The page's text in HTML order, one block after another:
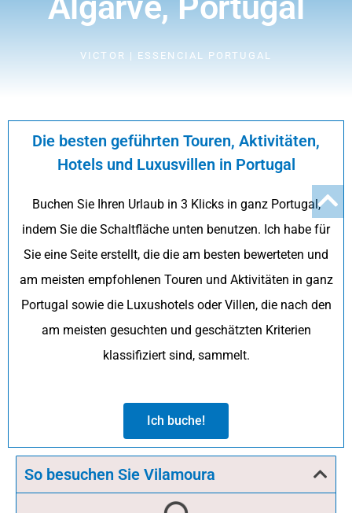
VICTOR | ESSENCIAL PORTUGAL
Die besten geführten Touren, Aktivitäten,
Hotels und Luxusvillen in Portugal
Buchen Sie Ihren Urlaub in 3 Klicks in ganz Portugal,
indem Sie die Schaltfläche unten benutzen. Ich habe für
Sie eine Seite erstellt, die die am besten bewerteten und
am meisten empfohlenen Touren und Aktivitäten in ganz
Portugal sowie die Luxushotels oder Villen, die nach den
am meisten gesuchten und geschätzten Kriterien
klassifiziert sind, sammelt.
Ich buche!
So besuchen Sie Vilamoura